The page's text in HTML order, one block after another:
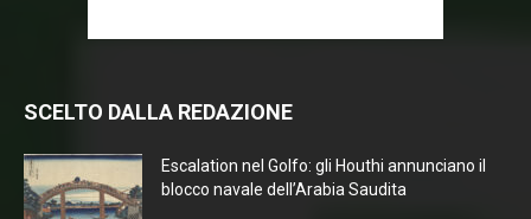
SCELTO DALLA REDAZIONE
Escalation nel Golfo: gli Houthi annunciano il
blocco navale dell’Arabia Saudita